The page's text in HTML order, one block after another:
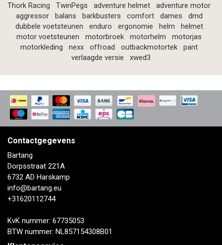
Thork Racing
TwinPegs adventure helmet
adventure motor
aggressor
balans barkbusters comfort dames
dmd
dubbele voetsteunen
enduro ergonomie helm
helmet
motor voetsteunen
motorbroek motorhelm
motorjas
motorkleding
nexx offroad outbackmotortek
pant
verlaagde versie
xwed3
Contactgegevens
Bartang
Dorpsstraat 221A
6732 AD Harskamp
info@bartang.eu
+31620112744
KvK nummer: 67735053
BTW nummer: NL857154308B01